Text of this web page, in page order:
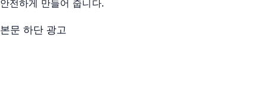
안전하게 만들어 줍니다.
본문 하단 광고